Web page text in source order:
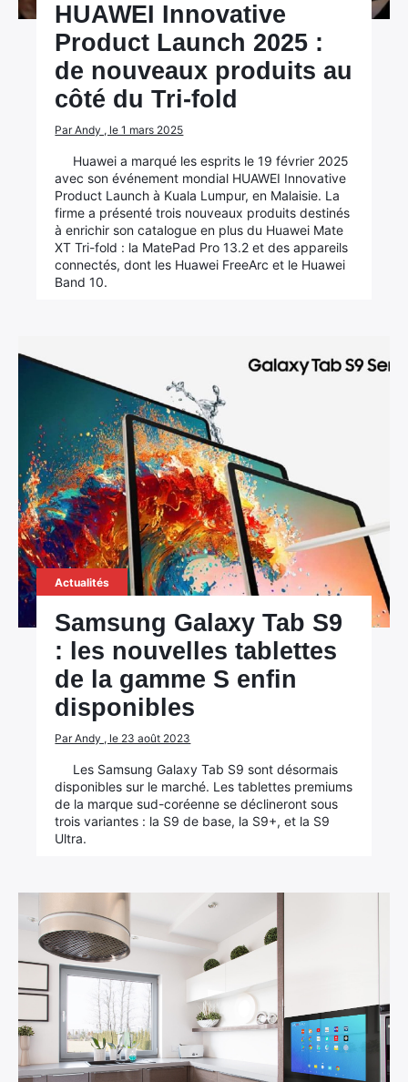
HUAWEI Innovative
Product Launch 2025 :
de nouveaux produits au
côté du Tri-fold
Par Andy , le 1 mars 2025
Huawei a marqué les esprits le 19 février 2025
avec son événement mondial HUAWEI Innovative
Product Launch à Kuala Lumpur, en Malaisie. La
firme a présenté trois nouveaux produits destinés
à enrichir son catalogue en plus du Huawei Mate
XT Tri-fold : la MatePad Pro 13.2 et des appareils
connectés, dont les Huawei FreeArc et le Huawei
Band 10.
Actualités
Samsung Galaxy Tab S9
: les nouvelles tablettes
de la gamme S enfin
disponibles
Par Andy , le 23 août 2023
Les Samsung Galaxy Tab S9 sont désormais
disponibles sur le marché. Les tablettes premiums
de la marque sud-coréenne se déclineront sous
trois variantes : la S9 de base, la S9+, et la S9
Ultra.